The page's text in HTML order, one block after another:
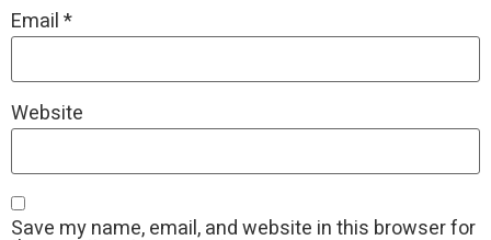
Email*
Website
Save my name, email, and website in this browser for